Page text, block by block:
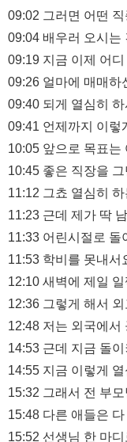
09:02 그러면 어떤
09:04 배우러 오시는
09:19 지금 이제 어
09:26 얼마에 매매하
09:40 되게 열심히 하
09:41 언제까지 이렇
10:05 앞으로 목표는
10:45 좋은 직장을
11:12 그쵸 열심히
11:23 근데 제가 딱
11:33 어린시절로 돌
11:53 학비를 못내서
12:10 새벽에 제일
12:36 그렇게 해서
12:48 저는 외국에서
14:53 근데 지금 돌이
14:55 지금 이렇게
15:32 그래서 전 부
15:48 다른 애들은
15:52 선생님 한 마